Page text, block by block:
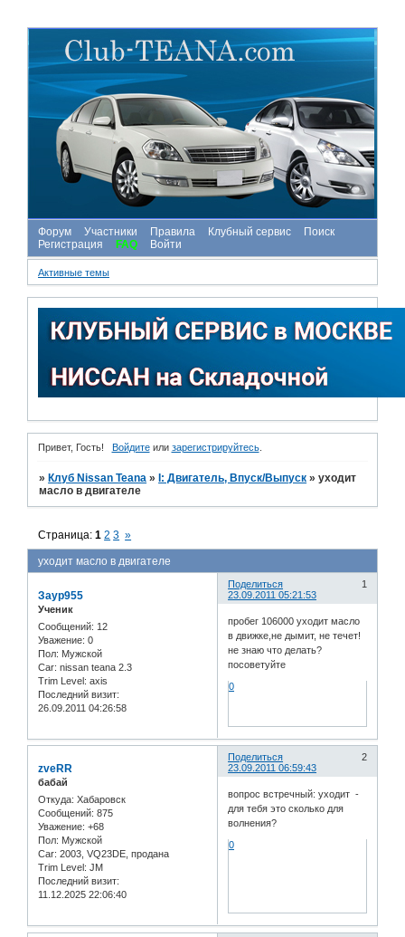
Форум Участники Правила Клубный сервис
Поиск
Регистрация
FAQ Войти
Активные темы
Привет, Гость! Войдитеили зарегистрируйтесь.
» Клуб Nissan Teana » I: Двигатель, Впуск/Выпуск »уходит
масло в двигателе
уходит масло в двигателе
Страница:1 2 3 »
Поделиться
1
23.09.2011 05:21:53
Заур955
Ученик
Сообщений: 12
Уважение: 0
Пол: Мужской
Car: nissan teana 2.3
Trim Level: axis
Последний визит:
26.09.2011 04:26:58
пробег 106000 уходит масло
в движке,не дымит, не течет!
не знаю что делать?
посоветуйте
0
Поделиться
2
23.09.2011 06:59:43
zveRR
бабай
Откуда: Хабаровск
Сообщений: 875
Уважение: +68
Пол: Мужской
Car: 2003, VQ23DE, продана
Trim Level: JM
Последний визит:
11.12.2025 22:06:40
вопрос встречный: уходит -
для тебя это сколько для
волнения?
0